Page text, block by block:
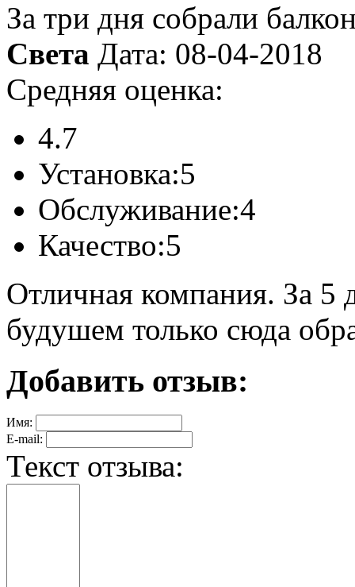
За три дня собрали
Света Дата: 08-04-2018
Средняя оценка:
4.7
Установка:5
Обслуживание:4
Качество:5
Отличная компания. За 5
будушем только сюда
Добавить отзыв:
Имя:
E-mail:
Текст отзыва: